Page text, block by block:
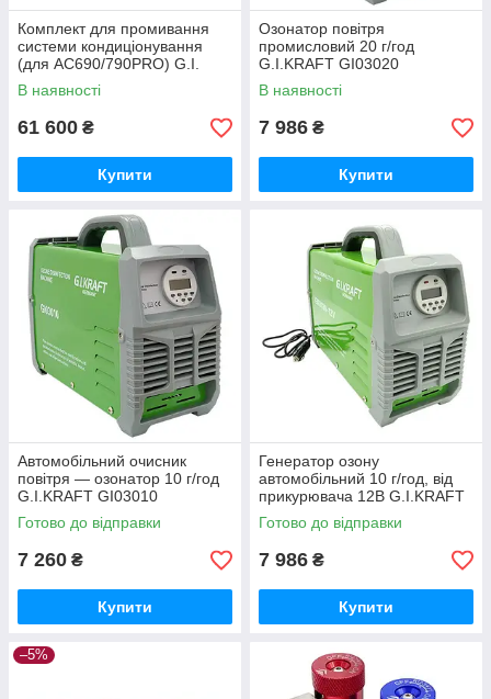
Комплект для промивання
системи кондиціонування
(для AC690/790PRO) G.I.
KRAFT ACT550-SFK
В наявності
61 600 ₴
Купити
Озонатор повітря
промисловий 20 г/год
G.I.KRAFT GI03020
В наявності
7 986 ₴
Купити
Автомобільний очисник
повітря — озонатор 10 г/год
G.I.KRAFT GI03010
Готово до відправки
7 260 ₴
Купити
Генератор озону
автомобільний 10 г/год, від
прикурювача 12B G.I.KRAFT
GI03030-12V
Готово до відправки
7 986 ₴
Купити
–5%